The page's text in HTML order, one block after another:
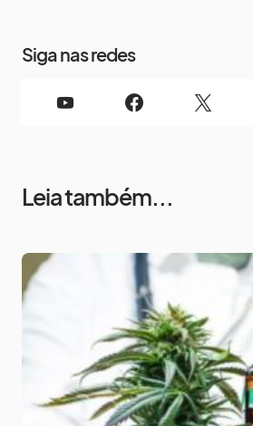
Siga nas redes
Leia também...